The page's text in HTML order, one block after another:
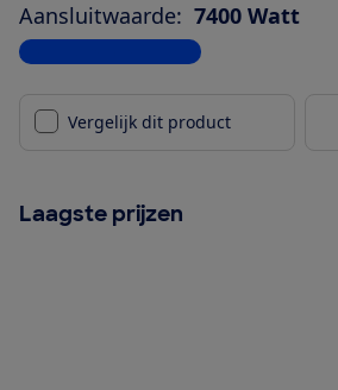
Aansluitwaarde: 7400 Watt
Bekijk alle specificaties
Vergelijk dit product
Laagste prijzen